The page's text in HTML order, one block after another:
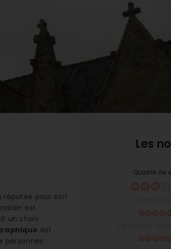
pour son
est
un choix
est
personnes
Les
Qualité de